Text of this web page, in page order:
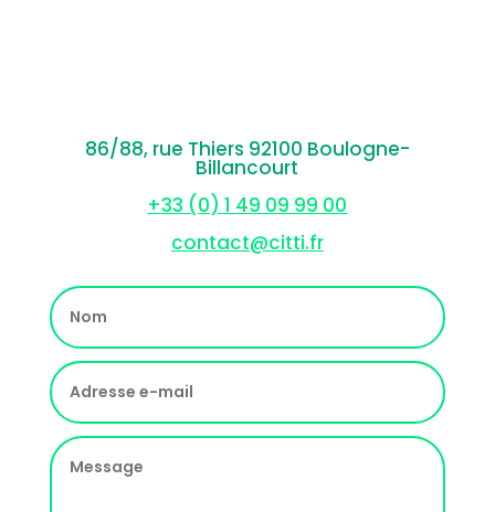
86/88, rue Thiers 92100 Boulogne-
Billancourt
+33 (0) 1 49 09 99 00
contact@citti.fr